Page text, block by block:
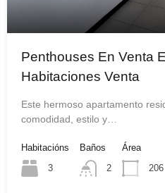
Penthouses En Venta
Habitaciones Venta
Este hermoso apartamento
comodidad, estilo y…
Habitacións
3
Baños
2
Área
206